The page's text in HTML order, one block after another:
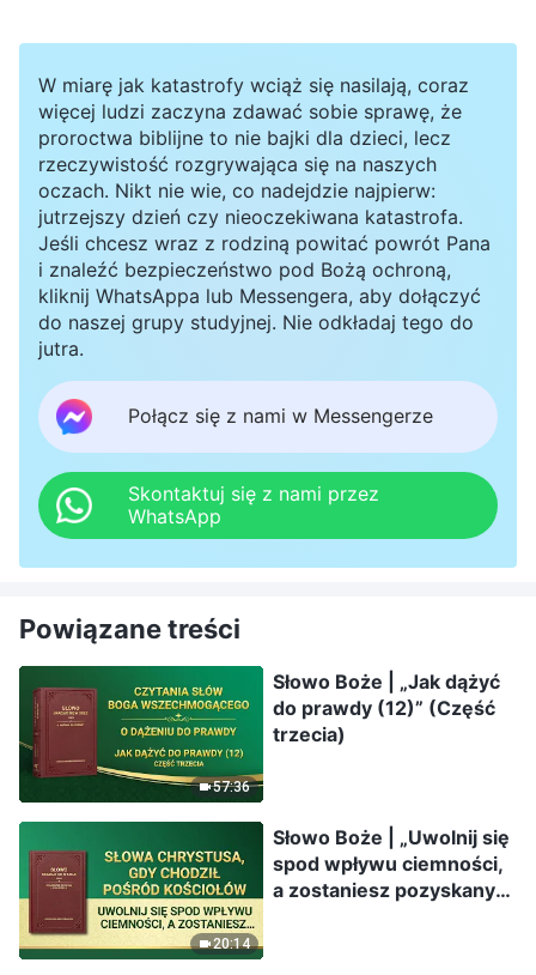
W miarę jak katastrofy wciąż się nasilają, coraz
więcej ludzi zaczyna zdawać sobie sprawę, że
proroctwa biblijne to nie bajki dla dzieci, lecz
rzeczywistość rozgrywająca się na naszych
oczach. Nikt nie wie, co nadejdzie najpierw:
jutrzejszy dzień czy nieoczekiwana katastrofa.
Jeśli chcesz wraz z rodziną powitać powrót Pana
i znaleźć bezpieczeństwo pod Bożą ochroną,
kliknij WhatsAppa lub Messengera, aby dołączyć
do naszej grupy studyjnej. Nie odkładaj tego do
jutra.
Połącz się z nami w Messengerze
Skontaktuj się z nami przez
WhatsApp
Powiązane treści
57:36
Słowo Boże | „Jak dążyć
do prawdy (12)” (Część
trzecia)
20:14
Słowo Boże | „Uwolnij się
spod wpływu ciemności,
a zostaniesz pozyskany